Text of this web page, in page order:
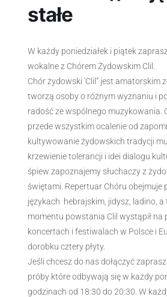
stałe
W każdy poniedziałek i piątek
wokalne z Chórem Żydowskim Clil.
Chór żydowski 'Clil” jest amatorskim
tworzą osoby o różnym wyznaniu i
radość ze wspólnego muzykowania.
przede wszystkim ocalenie od
kultywowanie żydowskich tradycji
krzewienie tolerancji i idei dialogu
śpiew zapoznajemy słuchaczy z
świętami. Repertuar Chóru obejmuje
językach hebrajskim, jidysz, ladino, a
momentu powstania Clil wystąpił na
koncertach i festiwalach w Polsce i
dorobku cztery płyty.
Jeśli chcesz do nas dołączyć
próby które odbywają się w każdy
godzinach od 18:30 do 20:30. W